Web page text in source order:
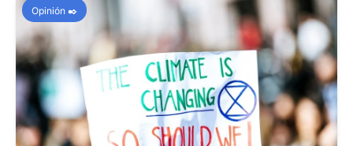
Opinión ✒️